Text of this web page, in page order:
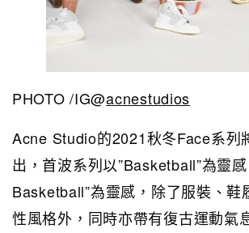
PHOTO /IG@acnestudios
Acne Studio的2021秋冬Face系列
出， 首波系列以”Basketball”為靈
Basketball”為靈感，除了服裝、鞋
性風格外，同時亦帶有復古運動氣